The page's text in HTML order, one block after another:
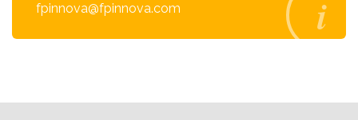
fpinnova@fpinnova.com